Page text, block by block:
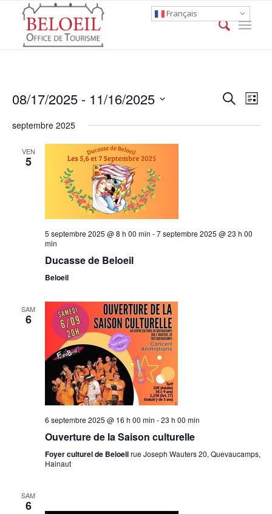
Events
Search
List
08/17/2025 - 11/16/2025
date.
septembre 2025
VEN
5
5 septembre 2025 @ 8 h 00 min -7 septembre 2025 @ 23 h 00
min
Ducasse de Beloeil
Beloeil
SAM
6
6 septembre 2025 @ 16 h 00 min -23 h 00 min
Ouverture de la Saison culturelle
Foyer culturel de Beloeilrue Joseph Wauters 20, Quevaucamps,
Hainaut
SAM
6
Français